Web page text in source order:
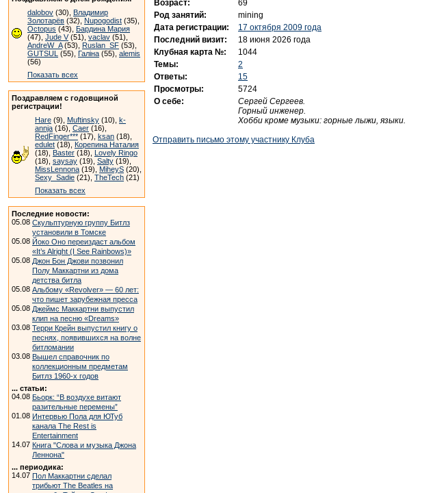
dalobov (30), Владимир
Золотарёв (32), Nupogodist (35),
Octopus (43), Бардина Мария
(47), Jude V(51), vaclav (51),
AndreW_A(53), Ruslan_SF (53),
GUTSUL (55), Галіна (55), alemis
(56)
Показать всех
Поздравляем с годовщиной
регистрации!
Hare (9), Muftinsky (10), k-
annja (16), Caer (16),
RedFinger*** (17), ksan (18),
edulet (18), Корепина Наталия
(18), Baster (18), Lovely Ringo
(18), saysay (19), Salty (19),
MissLennona (19), MiheyS (20),
Sexy_Sadie (21), TheTech (21)
Показать всех
Последние новости:
05.08 Скульптурную группу Битлз
установили в Томске
05.08 Йоко Оно переиздаст альбом
«It’s Alright (I See Rainbows)»
05.08 Джон Бон Джови позвонил
Полу Маккартни из дома
детства битла
05.08 Альбому «Revolver» — 60 лет:
что пишет зарубежная пресса
05.08 Джеймс Маккартни выпустил
клип на песню «Dreams»
03.08 Терри Крейн выпустил книгу о
песнях, появившихся на волне
битломании
03.08 Вышел справочник по
коллекционным предметам
Битлз 1960-х годов
... статьи:
04.08 Бьорк: “В воздухе витают
разительные перемены”
01.08 Интервью Пола для ЮТуб
канала The Rest is
Entertainment
14.07 Книга "Слова и музыка Джона
Леннона"
... периодика:
14.07 Пол Маккартни сделал
трибьют The Beatles на
Возраст:
69
Род занятий:
mining
Дата регистрации:
17 октября 2009 года
Последний визит:
18 июня 2026 года
Клубная карта №:
1044
Темы:
2
Ответы:
15
Просмотры:
5724
О себе:
Сергей Сергеев.
Горный инженер.
Хобби кроме музыки: горные лыжи, языки.
Отправить письмо этому участнику Клуба